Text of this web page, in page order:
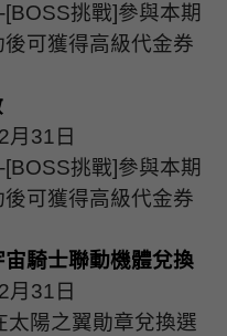
[BOSS挑戰]參與本期
可獲得高級代金券
月 31 日
[BOSS挑戰]參與本期
可獲得高級代金券
騎士聯動機體兌換
月 31 日
太陽之翼勛章兌換選